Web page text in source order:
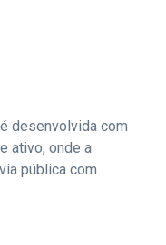
desenvolvida com
ativo, onde a
pública com